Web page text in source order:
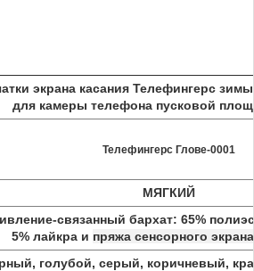
экрана касания Телефингерс
для камеры телефона пусковой
Телефингерс Глове-0001
МЯГКИЙ
связанный бархат: 65%
5% лайкра и пряжа сенсорного
голубой, серый, коричневый,